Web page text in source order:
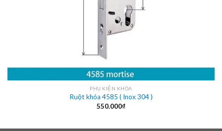
PHỤ KIỆN KHÓA
Ruột khóa 4585 ( Inox 304 )
550.000₫